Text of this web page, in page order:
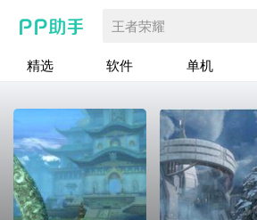
王者荣耀
精选 软件 单机